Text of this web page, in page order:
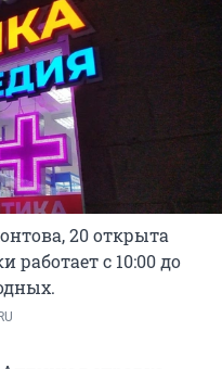
20 открыта
работает с 10:00 до